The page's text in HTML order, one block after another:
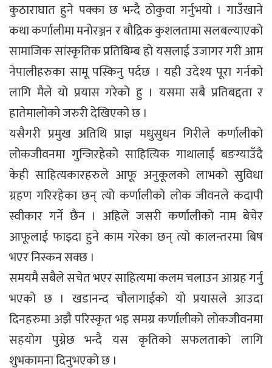
कुठाराघात हुने पक्का छ भन्दै ठोकुवा गर्नुभयो । गाउँखाने
कथा कर्णालीमा मनोरञ्जन र बौद्रिक कुशलतामा सलबल्याएको
सामाजिक सांस्कृतिक प्रतिबिम्ब हो यसलाई उजागर गरी आम
नेपालीहरुका सामू पस्किनु पर्दछ । यही उदेश्य पूरा गर्नको
लागि मैले यो प्रयास गरेको हु । यसमा सबै प्रतिबद्दता र
हातेमालोको जरुरी देखिएको छ ।
यसैगरी प्रमुख अतिथि प्राज्ञ मधुसुधन गिरीले कर्णालीको
लोकजीवनमा गुन्जिरहेको साहित्यिक गाथालाई बङग्याउँदै
केही साहित्यकारहरुले आफू अनुकूलको लाभको सुविधा
ग्रहण गरिरहेका छन् त्यो कर्णालीको लोक जीवनले कदापी
स्वीकार गर्ने छैन । अहिले जसरी कर्णालीको नाम बेचेर
आफूलाई फाइदा हुने काम गरेका छन् त्यो कालन्तरमा बिष
भएर निस्कन सक्छ ।
समयमै सबैले सचेत भएर साहित्यमा कलम चलाउन आग्रह गर्नु
भएको छ । खडानन्द चौलागाईको यो प्रयासले आउदा
दिनहरुमा अझै परिस्कृत भइ समग्र कर्णालीको लोकजीवनमा
सहयोग पुग्नेछ भन्दै यस कृतिको सफलताको लागि
शुभकामना दिनुभएको छ ।